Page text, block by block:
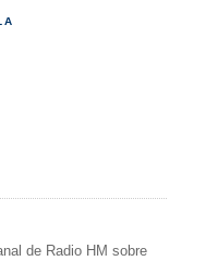
de Radio HM sobre